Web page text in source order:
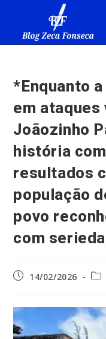
*Enquanto
em ataques
Joãozinho
história
resultados
população
povo
com
Post14/02/2026